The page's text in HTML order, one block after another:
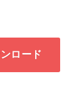
ロード